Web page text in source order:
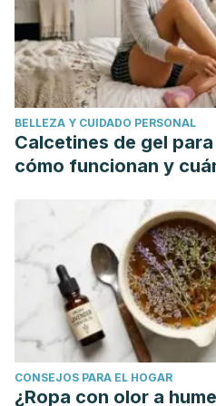
BELLEZA Y CUIDADO PERSONAL
Calcetines de gel
cómo funcionan y
CONSEJOS PARA EL HOGAR
¿Ropa con olor a